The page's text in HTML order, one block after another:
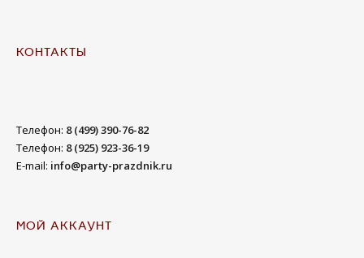
КОНТАКТЫ
Телефон: 8 (499) 390-76-82
Телефон: 8 (925) 923-36-19
E-mail: info@party-prazdnik.ru
МОЙ АККАУНТ